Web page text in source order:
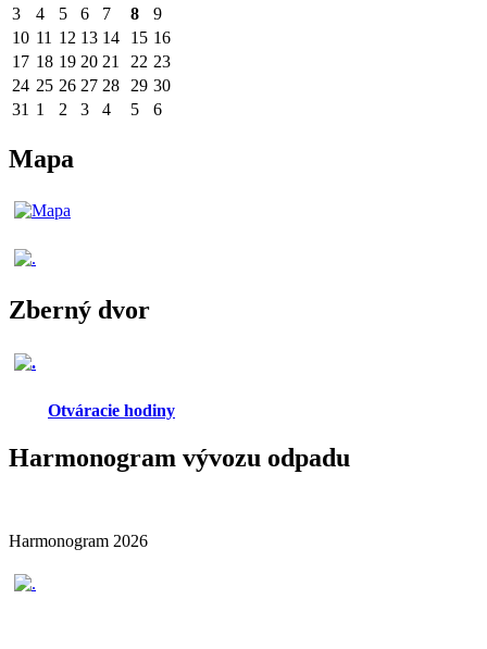
3
4 5 6 7 8
9
10 11 12 13 14 15 16
17 18 19 20 21 22 23
24 25 26 27 28 29 30
31 1 2 3 4 5 6
Mapa
Zberný dvor
Otváracie hodiny
Harmonogram vývozu odpadu
Harmonogram 2026